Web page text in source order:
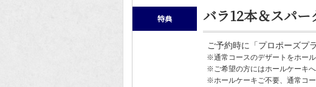
特典 バラ12本＆スパ
ご予約時に「プロポーズプ
※通常コースのデザートをホール
※ご希望の方にはホールケーキ
※ホールケーキご不要、通常コ